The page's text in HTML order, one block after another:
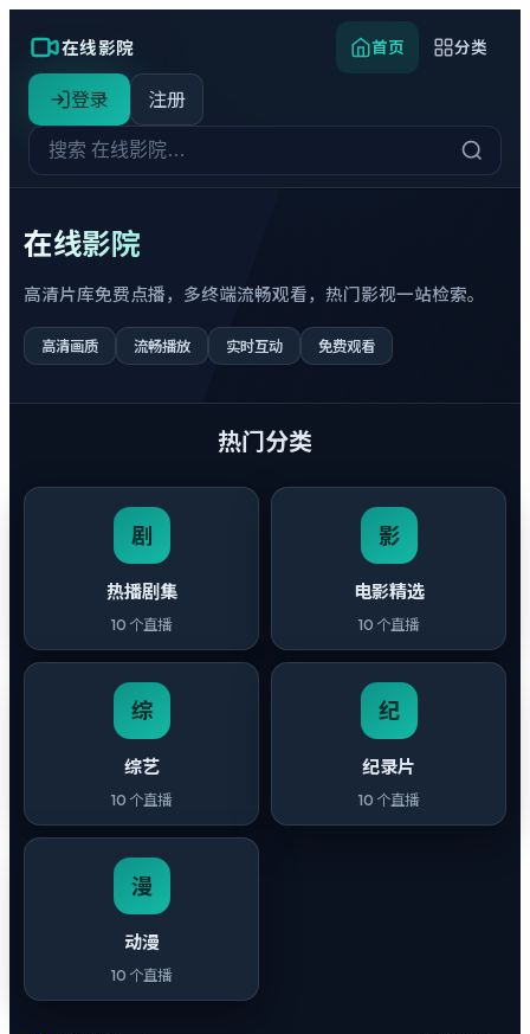
在线影院 首页 分类
登录 注册
在线影院
高清片库免费点播，多终端流畅观看，热门影视一站检索。
高清画质 流畅播放 实时互动 免费观看
热门分类
剧
热播剧集
10 个直播
影
电影精选
10 个直播
综
综艺
10 个直播
纪
纪录片
10 个直播
漫
动漫
10 个直播